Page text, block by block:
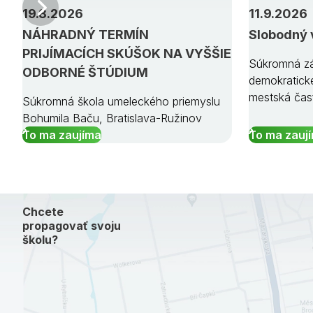
NÁHRADNÝ TERMÍN
PRIJÍMACÍCH SKÚŠOK NA VYŠŠIE
ODBORNÉ ŠTÚDIUM
19.8.2026
Súkromná škola umeleckého priemyslu
Bohumila Baču, Bratislava-Ružinov
To ma zaujíma
Slobodný
11.9.2026
Súkromná
mestská
To ma
Predchádzajúci
Chcete
propagovať svoju
školu?